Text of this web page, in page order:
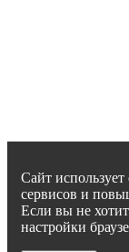
Сайт
сервисов и
Если вы не
настройки